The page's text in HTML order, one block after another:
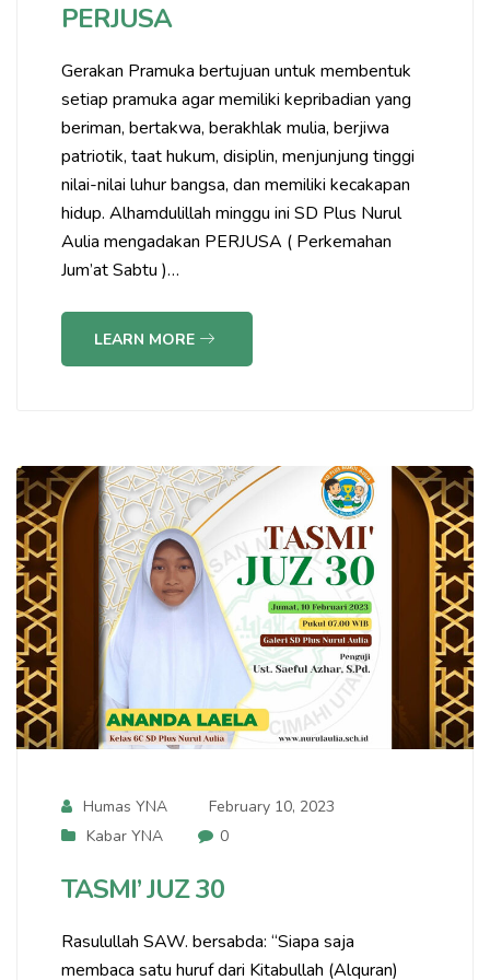
PERJUSA
Gerakan Pramuka bertujuan untuk membentuk
setiap pramuka agar memiliki kepribadian yang
beriman, bertakwa, berakhlak mulia, berjiwa
patriotik, taat hukum, disiplin, menjunjung tinggi
nilai-nilai luhur bangsa, dan memiliki kecakapan
hidup. Alhamdulillah minggu ini SD Plus Nurul
Aulia mengadakan PERJUSA ( Perkemahan
Jum’at Sabtu )…
LEARN MORE
Humas YNA
February 10, 2023
Kabar YNA
0
TASMI’ JUZ 30
Rasulullah SAW. bersabda: “Siapa saja
membaca satu huruf dari Kitabullah (Alquran)